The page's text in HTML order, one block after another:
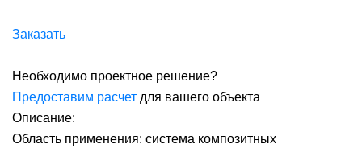
Заказать
Необходимо проектное решение?
Предоставим расчет для вашего объекта
Описание:
Область применения: система композитных